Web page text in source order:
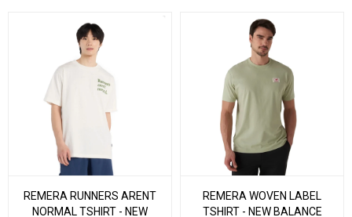
REMERA RUNNERS ARENT
NORMAL TSHIRT - NEW
REMERA WOVEN LABEL
TSHIRT - NEW BALANCE